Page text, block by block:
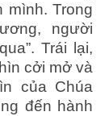
mình. Trong
người
Trái lại,
cởi mở và
của Chúa
đến hành